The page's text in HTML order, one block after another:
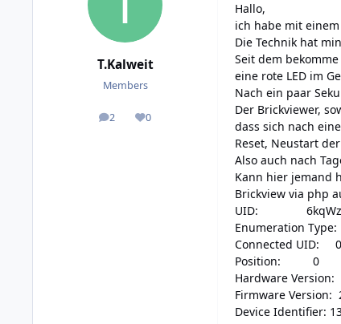
T.Kalweit
Members
2
posts 0
Reputation
Hallo,
ich habe mit
Die Technik hat
Seit dem
eine rote LED im
Nach ein paar
Der Brickviewer,
dass sich nach
Reset, Neustart
Also auch nach
Kann hier jemand
Brickview via php
UID:
Enumeration
Connected UID: 0
Position: 0
Hardware Version:
Firmware Version:
Device Identifier: